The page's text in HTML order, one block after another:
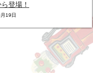
登場！
19日